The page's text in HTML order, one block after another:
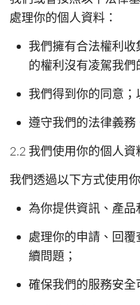
處理你的個人資料：
我們擁有合法權利
的權利沒有凌駕我們
我們得到你的同意；
遵守我們的法律義務
2.2 我們使用你的個人資
我們透過以下方式使用
為你提供資訊、產品
處理你的申請、回
續問題；
確保我們的服務安全